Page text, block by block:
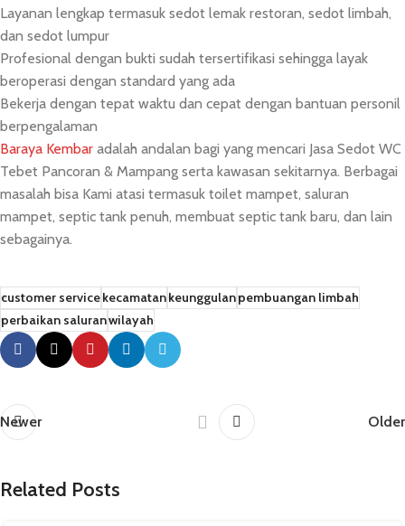
Layanan lengkap termasuk sedot lemak restoran, sedot limbah,
dan sedot lumpur
Profesional dengan bukti sudah tersertifikasi sehingga layak
beroperasi dengan standard yang ada
Bekerja dengan tepat waktu dan cepat dengan bantuan personil
berpengalaman
Baraya Kembar adalah andalan bagi yang mencari Jasa Sedot WC
Tebet Pancoran & Mampang serta kawasan sekitarnya. Berbagai
masalah bisa Kami atasi termasuk toilet mampet, saluran
mampet, septic tank penuh, membuat septic tank baru, dan lain
sebagainya.
customer servicekecamatankeunggulanpembuangan limbah
perbaikan saluranwilayah
Newer Older
Related Posts